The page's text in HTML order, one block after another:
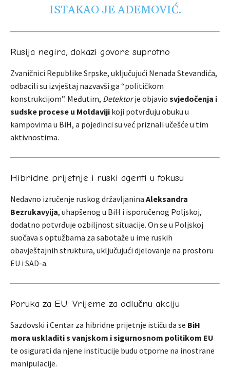
ISTAKAO JE ADEMOVIĆ.
Rusija negira, dokazi govore suprotno
Zvaničnici Republike Srpske, uključujući Nenada Stevandića,
odbacili su izvještaj nazvavši ga “političkom
konstrukcijom”. Međutim, Detektorje objavio svjedočenja i
sudske procese u Moldaviji koji potvrđuju obuku u
kampovima u BiH, a pojedinci su već priznali učešće u tim
aktivnostima.
Hibridne prijetnje i ruski agenti u fokusu
Nedavno izručenje ruskog državljanina Aleksandra
Bezrukavyija, uhapšenog u BiH i isporučenog Poljskoj,
dodatno potvrđuje ozbiljnost situacije. On se u Poljskoj
suočava s optužbama za sabotaže u ime ruskih
obavještajnih struktura, uključujući djelovanje na prostoru
EU i SAD-a.
Poruka za EU: Vrijeme za odlučnu akciju
Sazdovski i Centar za hibridne prijetnje ističu da se BiH
mora uskladiti s vanjskom i sigurnosnom politikom EU
te osigurati da njene institucije budu otporne na inostrane
manipulacije.